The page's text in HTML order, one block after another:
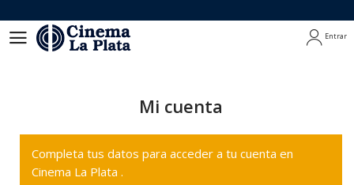
Entrar
Mi cuenta
Completa tus datos para acceder a tu cuenta en
Cinema La Plata .